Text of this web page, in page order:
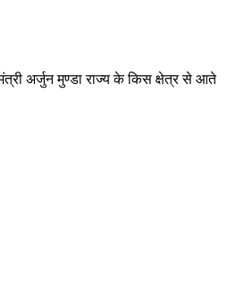
अर्जुन मुण्डा राज्य के किस क्षेत्र से आते